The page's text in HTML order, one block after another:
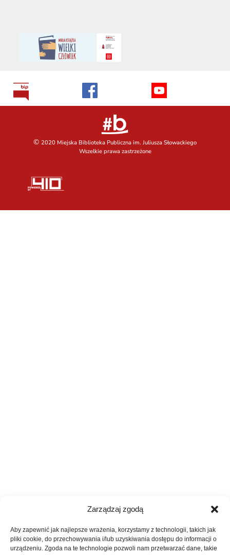
Zarządzaj zgodą
Aby zapewnić jak najlepsze wrażenia, korzystamy z technologii, takich jak
pliki cookie, do przechowywania i/lub uzyskiwania dostępu do informacji o
urządzeniu. Zgoda na te technologie pozwoli nam przetwarzać dane, takie